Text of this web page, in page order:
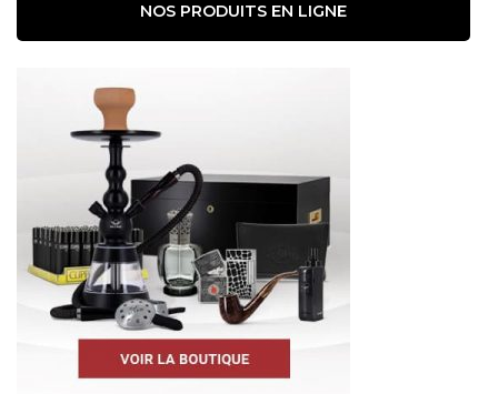
NOS PRODUITS EN LIGNE